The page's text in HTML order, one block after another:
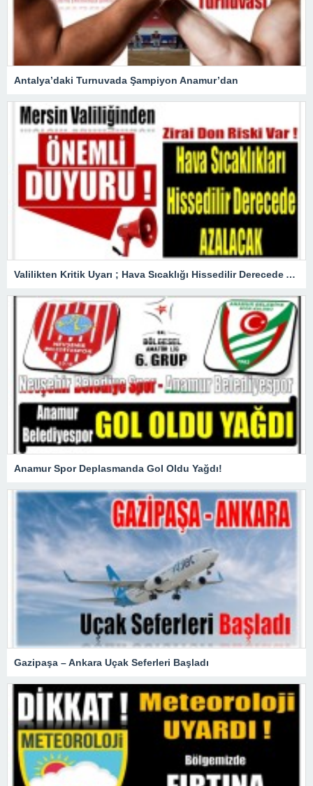
Antalya’daki Turnuvada Şampiyon Anamur’dan
Valilikten Kritik Uyarı ; Hava Sıcaklığı Hissedilir Derecede Azalacak!
Anamur Spor Deplasmanda Gol Oldu Yağdı!
Gazipaşa – Ankara Uçak Seferleri Başladı